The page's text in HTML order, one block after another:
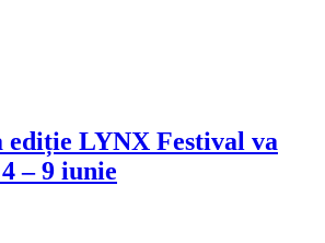
ediție LYNX Festival va
– 9 iunie